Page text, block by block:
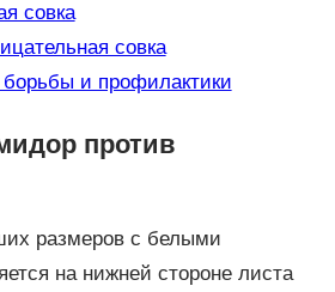
совка
совка
и профилактики
против
размеров с белыми
на нижней стороне листа